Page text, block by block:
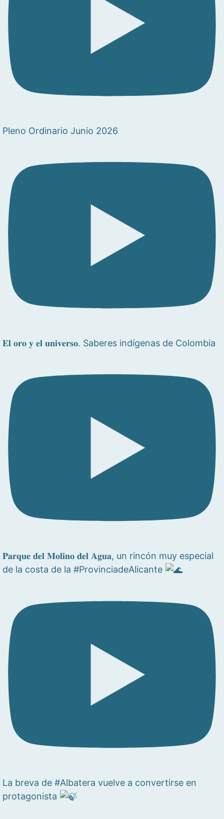
Pleno Ordinario Junio 2026
𝐄𝐥 𝐨𝐫𝐨 𝐲 𝐞𝐥 𝐮𝐧𝐢𝐯𝐞𝐫𝐬𝐨. Saberes indígenas de Colombia
𝐏𝐚𝐫𝐪𝐮𝐞 𝐝𝐞𝐥 𝐌𝐨𝐥𝐢𝐧𝐨 𝐝𝐞𝐥 𝐀𝐠𝐮𝐚, un rincón muy especial
de la costa de la #ProvinciadeAlicante
La breva de #Albatera vuelve a convertirse en
protagonista